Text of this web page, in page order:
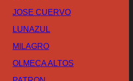
JOSE CUERVO
LUNAZUL
MILAGRO
OLMECA ALTOS